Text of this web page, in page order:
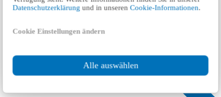
Datenschutzerklärung und in unserenCookie-Informationen.
Cookie Einstellungen ändern
Alle auswählen